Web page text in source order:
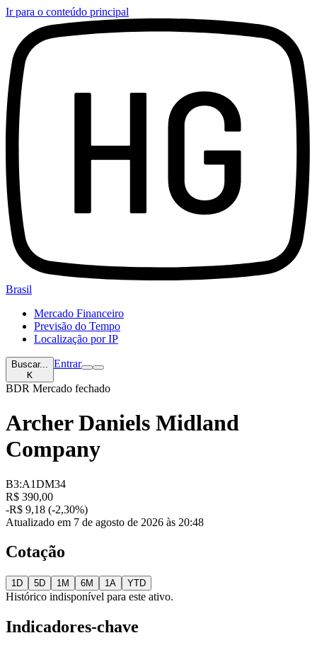
Ir para o conteúdo principal
Brasil
Mercado Financeiro
Previsão do Tempo
Localização por IP
Buscar...
K
Entrar
BDR Mercado fechado
Archer Daniels Midland
Company
B3:A1DM34
R$ 390,00
-R$ 9,18 (-2,30%)
Atualizado em 7 de agosto de 2026 às 20:48
Cotação
1D 5D 1M 6M 1A YTD
Histórico indisponível para este ativo.
Indicadores-chave